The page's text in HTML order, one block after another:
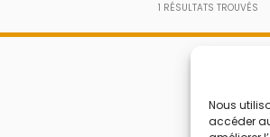
Nous
accéder
1 RÉSULTATS TROUVÉS